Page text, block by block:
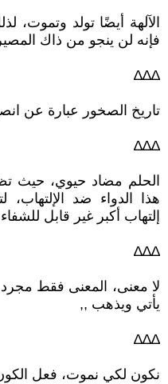
الآلهة أيضًا تولد وتموت،
فإنه لن ينجو من ذاك
∆∆∆
تاريخ الصخور عبارة عن
∆∆∆
الحلم مضاد حيوي، حيث
هذا الدواء ضد
إلتهاب أكبر غير قابل
∆∆∆
لا معنى، المعنى فقط
يأتي ويذهب ,,
∆∆∆
نكون لكي نموت، فعل